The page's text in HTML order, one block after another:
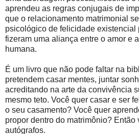
aprendeu as regras conjugais de
que o relacionamento matrimonial
psicológico de felicidade existencial
fizeram uma aliança entre o amor e
humana.
É um livro que não pode faltar na
pretendem casar mentes, juntar
acreditando na arte da convivência
mesmo teto. Você quer casar e ser
o seu casamento? Você quer
propor dentro do matrimônio? Então
autógrafos.